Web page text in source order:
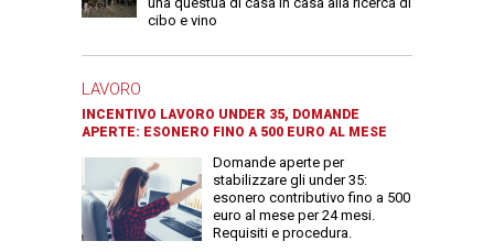
cibo e vino
LAVORO
INCENTIVO LAVORO UNDER 35, DOMANDE
APERTE: ESONERO FINO A 500 EURO AL MESE
Domande aperte per
stabilizzare gli under 35:
esonero contributivo fino a 500
euro al mese per 24 mesi.
Requisiti e procedura.